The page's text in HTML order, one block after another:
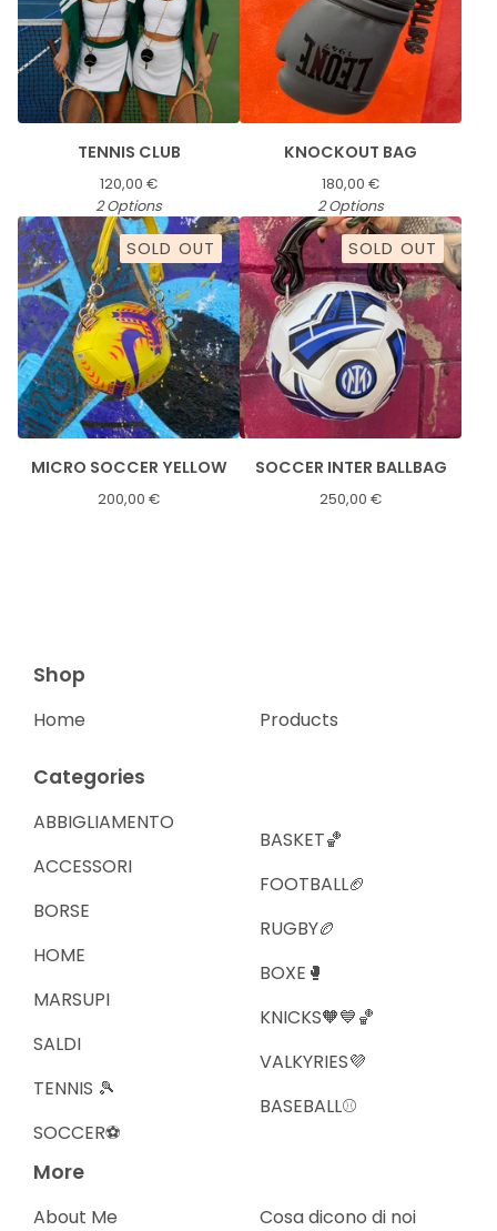
TENNIS CLUB
120,00 €
2 Options
KNOCKOUT BAG
180,00 €
2 Options
SOLD OUT
MICRO SOCCER YELLOW
200,00 €
SOLD OUT
SOCCER INTER BALLBAG
250,00 €
Shop
Home Products
Categories
ABBIGLIAMENTO
ACCESSORI
BORSE
HOME
MARSUPI
SALDI
TENNIS 🎾
SOCCER⚽️
BASKET🏀
FOOTBALL🏈
RUGBY🏉
BOXE🥊
KNICKS🧡💙🏀
VALKYRIES💜
BASEBALL⚾️
More
About Me Cosa dicono di noi